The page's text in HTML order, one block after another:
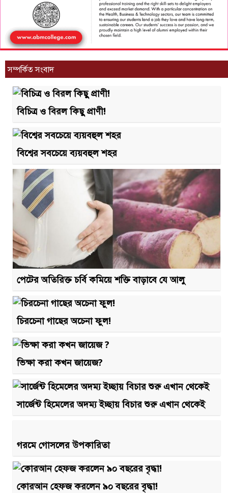
সম্পর্কিত সংবাদ
বিচিত্র ও বিরল কিছু প্রাণী!
বিশ্বের সবচেয়ে ব্যয়বহুল শহর
পেটের অতিরিক্ত চর্বি কমিয়ে শক্তি বাড়াবে যে আলু
চিরচেনা গাছের অচেনা ফুল!
ভিক্ষা করা কখন জায়েজ?
সার্জেন্ট হিমেলের অদম্য ইচ্ছায় বিচার শুরু এখান থেকেই
গরমে গোসলের উপকারিতা
কোরআন হেফজ করলেন ৯০ বছরের বৃদ্ধা!